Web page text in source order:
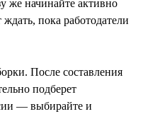
же начинайте активно
пока работодатели
После составления
подберет
— выбирайте и